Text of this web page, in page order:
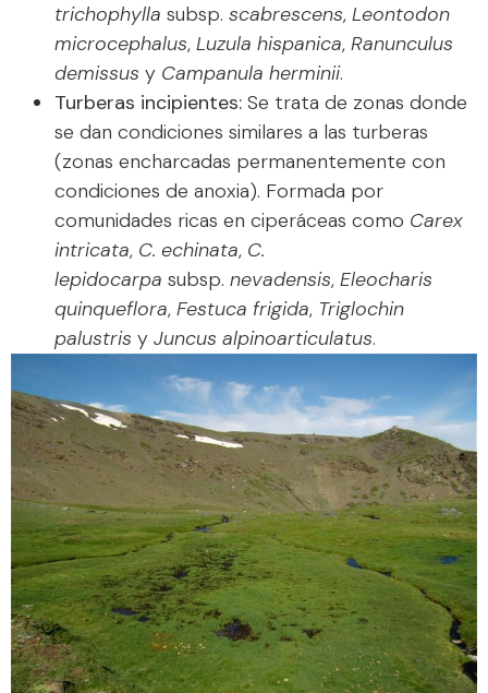
trichophylla subsp. scabrescens, Leontodon
microcephalus, Luzula hispanica, Ranunculus
demissus y Campanula herminii.
Turberas incipientes: Se trata de zonas donde
se dan condiciones similares a las turberas
(zonas encharcadas permanentemente con
condiciones de anoxia). Formada por
comunidades ricas en ciperáceas como Carex
intricata, C. echinata, C.
lepidocarpa subsp. nevadensis, Eleocharis
quinqueflora, Festuca frigida, Triglochin
palustris y Juncus alpinoarticulatus.